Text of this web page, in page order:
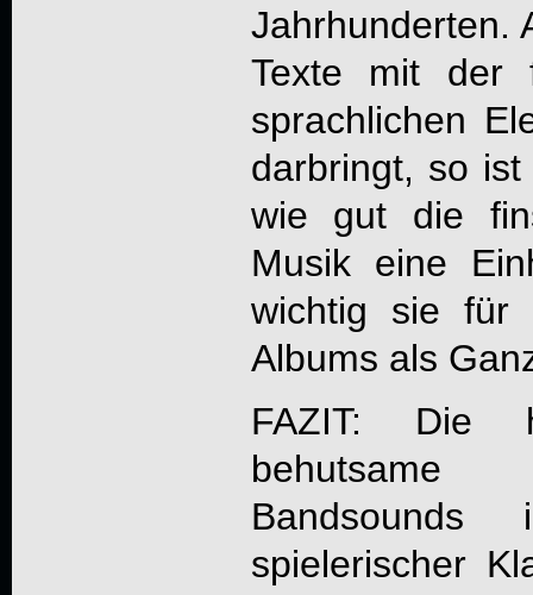
Jahrhunderten.
Texte mit der
sprachlichen
darbringt, so
wie gut die
Musik eine
wichtig sie für
Albums als
FAZIT: Die
spielerischer